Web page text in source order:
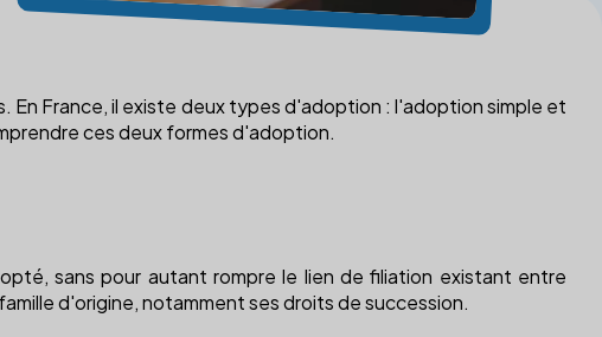
En France, il existe deux types d'adoption : l'adoption simple et
ces deux formes d'adoption.
sans pour autant rompre le lien de filiation existant entre
d'origine, notamment ses droits de succession.